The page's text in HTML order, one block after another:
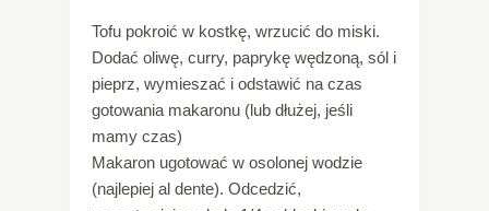
Tofu pokroić w kostkę, wrzucić do miski.
Dodać oliwę, curry, paprykę wędzoną, sól i
pieprz, wymieszać i odstawić na czas
gotowania makaronu (lub dłużej, jeśli
mamy czas)
Makaron ugotować w osolonej wodzie
(najlepiej al dente). Odcedzić,